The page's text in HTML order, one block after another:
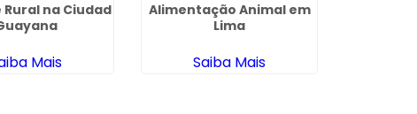
na Ciudad
Mais
Alimentação Animal em
Lima
Saiba Mais